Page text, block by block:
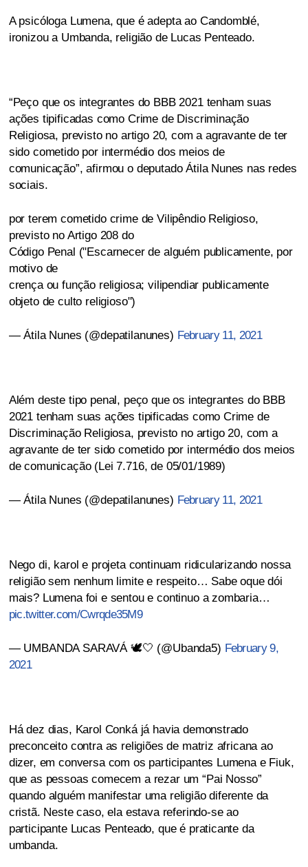
A psicóloga Lumena, que é adepta ao Candomblé,
ironizou a Umbanda, religião de Lucas Penteado.
“Peço que os integrantes do BBB 2021 tenham suas
ações tipificadas como Crime de Discriminação
Religiosa, previsto no artigo 20, com a agravante de ter
sido cometido por intermédio dos meios de
comunicação”, afirmou o deputado Átila Nunes nas redes
sociais.
por terem cometido crime de Vilipêndio Religioso,
previsto no Artigo 208 do
Código Penal ("Escarnecer de alguém publicamente, por
motivo de
crença ou função religiosa; vilipendiar publicamente
objeto de culto religioso")
— Átila Nunes (@depatilanunes) February 11, 2021
Além deste tipo penal, peço que os integrantes do BBB
2021 tenham suas ações tipificadas como Crime de
Discriminação Religiosa, previsto no artigo 20, com a
agravante de ter sido cometido por intermédio dos meios
de comunicação (Lei 7.716, de 05/01/1989)
— Átila Nunes (@depatilanunes) February 11, 2021
Nego di, karol e projeta continuam ridicularizando nossa
religião sem nenhum limite e respeito… Sabe oque dói
mais? Lumena foi e sentou e continuo a zombaria…
pic.twitter.com/Cwrqde35M9
— UMBANDA SARAVÁ 🕊️🤍 (@Ubanda5) February 9,
2021
Há dez dias, Karol Conká já havia demonstrado
preconceito contra as religiões de matriz africana ao
dizer, em conversa com os participantes Lumena e Fiuk,
que as pessoas comecem a rezar um “Pai Nosso”
quando alguém manifestar uma religião diferente da
cristã. Neste caso, ela estava referindo-se ao
participante Lucas Penteado, que é praticante da
umbanda.